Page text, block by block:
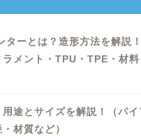
ターとは？造形方法を解説
メント・TPU・TPE・材料
用途とサイズを解説！（パ
材質など）